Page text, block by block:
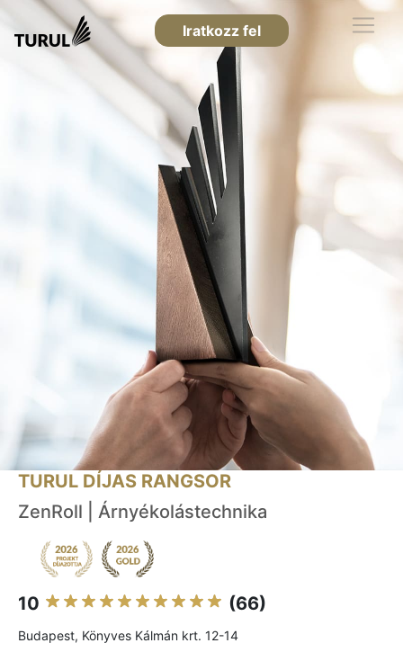
Iratkozz fel
TURUL DÍJAS RANGSOR
ZenRoll | Árnyékolástechnika
10 (66)
Budapest, Könyves Kálmán krt. 12-14